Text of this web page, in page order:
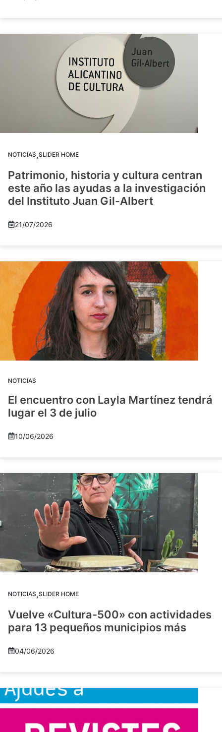
NOTICIAS,SLIDER HOME
Patrimonio, historia y cultura centran
este año las ayudas a la investigación
del Instituto Juan Gil-Albert
21/07/2026
NOTICIAS
El encuentro con Layla Martínez tendrá
lugar el 3 de julio
10/06/2026
NOTICIAS,SLIDER HOME
Vuelve «Cultura-500» con actividades
para 13 pequeños municipios más
04/06/2026